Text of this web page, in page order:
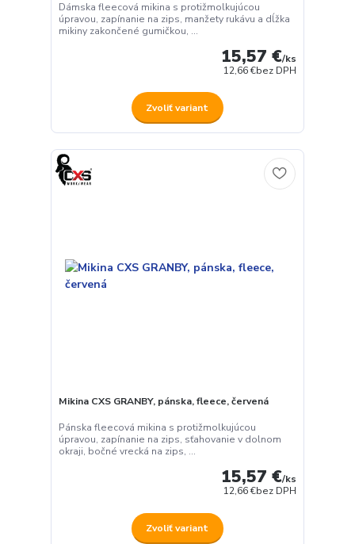
Dámska fleecová mikina s protižmolkujúcou
úpravou, zapínanie na zips, manžety rukávu a dĺžka
mikiny zakončené gumičkou, ...
15,57 €/ks
12,66 €bez DPH
Zvoliť variant
Mikina CXS GRANBY, pánska, fleece, červená
Pánska fleecová mikina s protižmolkujúcou
úpravou, zapínanie na zips, sťahovanie v dolnom
okraji, bočné vrecká na zips, ...
15,57 €/ks
12,66 €bez DPH
Zvoliť variant